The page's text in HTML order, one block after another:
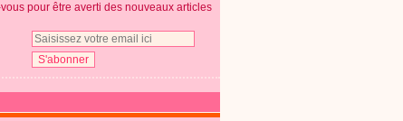
pour être averti des nouveaux articles